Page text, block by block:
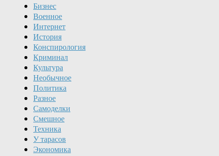
Бизнес
Военное
Интернет
История
Конспирология
Криминал
Культура
Необычное
Политика
Разное
Самоделки
Смешное
Техника
У тарасов
Экономика